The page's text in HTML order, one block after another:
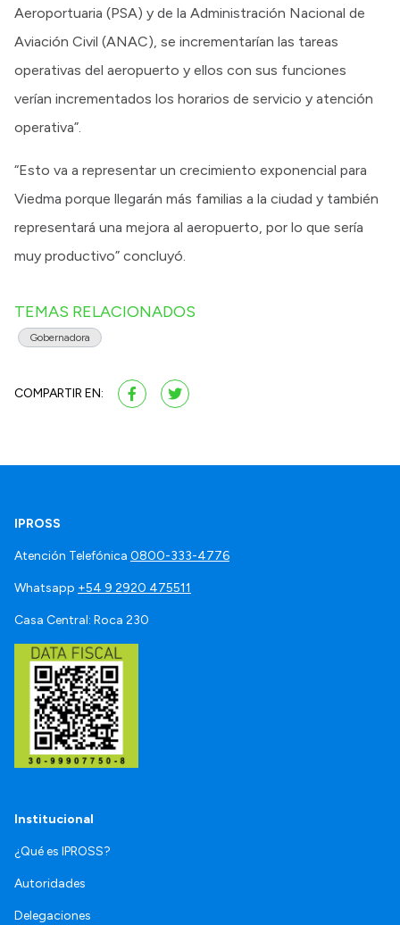
Aeroportuaria (PSA) y de la Administración Nacional de
Aviación Civil (ANAC), se incrementarían las tareas
operativas del aeropuerto y ellos con sus funciones
verían incrementados los horarios de servicio y atención
operativa”.
“Esto va a representar un crecimiento exponencial para
Viedma porque llegarán más familias a la ciudad y también
representará una mejora al aeropuerto, por lo que sería
muy productivo” concluyó.
TEMAS RELACIONADOS
Gobernadora
COMPARTIR EN:
IPROSS
Atención Telefónica 0800-333-4776
Whatsapp +54 9 2920 475511
Casa Central: Roca 230
Institucional
¿Qué es IPROSS?
Autoridades
Delegaciones